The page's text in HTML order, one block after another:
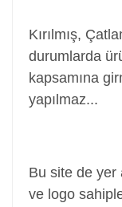
Kırılmış,
durumlarda
kapsamına
yapılmaz...
Bu site de yer
ve logo